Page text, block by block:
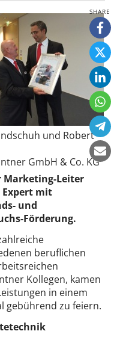
und Robert
GmbH & Co. KG
Marketing-Leiter
mit
und
Förderung.
beruflichen
Kollegen, kamen
in einem
gebührend zu feiern.